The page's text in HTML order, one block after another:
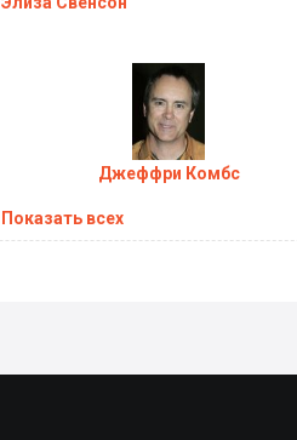
Джеффри Комбс
Показать всех